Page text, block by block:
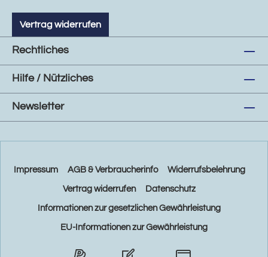
Vertrag widerrufen
Rechtliches
Hilfe / Nützliches
Newsletter
Impressum AGB & Verbraucherinfo Widerrufsbelehrung
Vertrag widerrufen Datenschutz
Informationen zur gesetzlichen Gewährleistung
EU-Informationen zur Gewährleistung